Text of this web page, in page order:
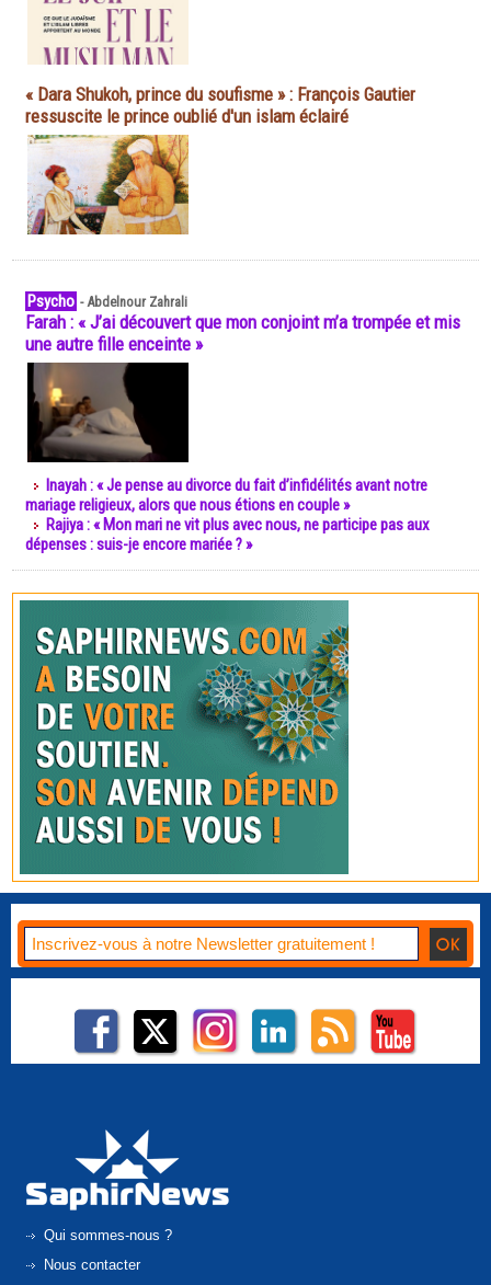
« Dara Shukoh, prince du soufisme » : François Gautier
ressuscite le prince oublié d'un islam éclairé
Psycho -Abdelnour Zahrali
Farah : « J’ai découvert que mon conjoint m’a trompée et mis
une autre fille enceinte »
Inayah : « Je pense au divorce du fait d’infidélités avant notre
mariage religieux, alors que nous étions en couple »
Rajiya : « Mon mari ne vit plus avec nous, ne participe pas aux
dépenses : suis-je encore mariée ? »
Qui sommes-nous ?
Nous contacter